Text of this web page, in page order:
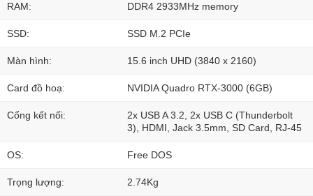
RAM: DDR4 2933MHz memory
SSD: SSD M.2 PCIe
Màn hình: 15.6 inch UHD (3840 x 2160)
Card đồ hoạ: NVIDIA Quadro RTX-3000 (6GB)
Cổng kết nối:
2x USB A 3.2, 2x USB C (Thunderbolt
3), HDMI, Jack 3.5mm, SD Card, RJ-45
OS: Free DOS
Trọng lượng: 2.74Kg